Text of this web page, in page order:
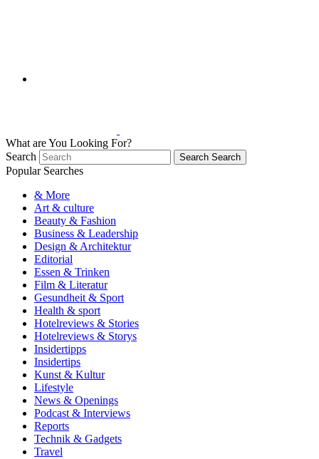
What are You Looking For?
Search
Search Search
Popular Searches
& More
Art & culture
Beauty & Fashion
Business & Leadership
Design & Architektur
Editorial
Essen & Trinken
Film & Literatur
Gesundheit & Sport
Health & sport
Hotelreviews & Stories
Hotelreviews & Storys
Insidertipps
Insidertips
Kunst & Kultur
Lifestyle
News & Openings
Podcast & Interviews
Reports
Technik & Gadgets
Travel